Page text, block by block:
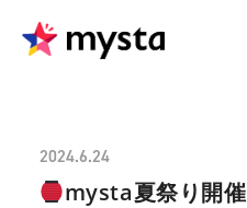
2024.6.24
mysta夏祭り開催